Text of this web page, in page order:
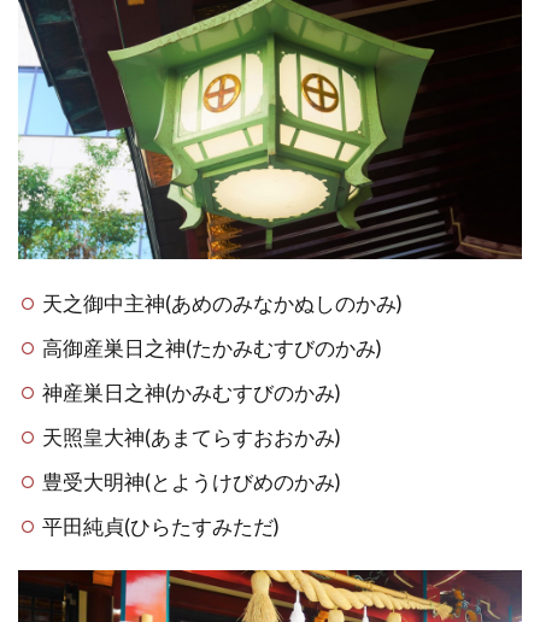
天之御中主神(あめのみなかぬしのかみ)
高御産巣日之神(たかみむすびのかみ)
神産巣日之神(かみむすびのかみ)
天照皇大神(あまてらすおおかみ)
豊受大明神(とようけびめのかみ)
平田純貞(ひらたすみただ)